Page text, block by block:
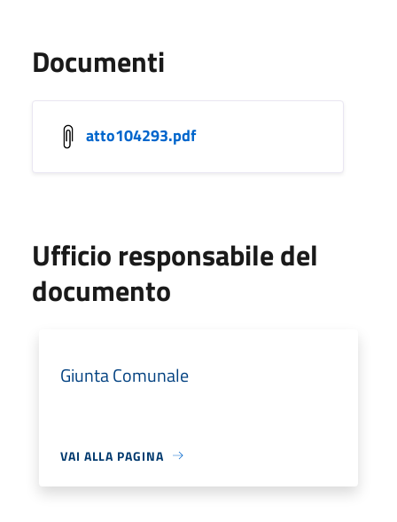
Documenti
atto104293.pdf
Ufficio responsabile del
documento
Giunta Comunale
VAI ALLA PAGINA